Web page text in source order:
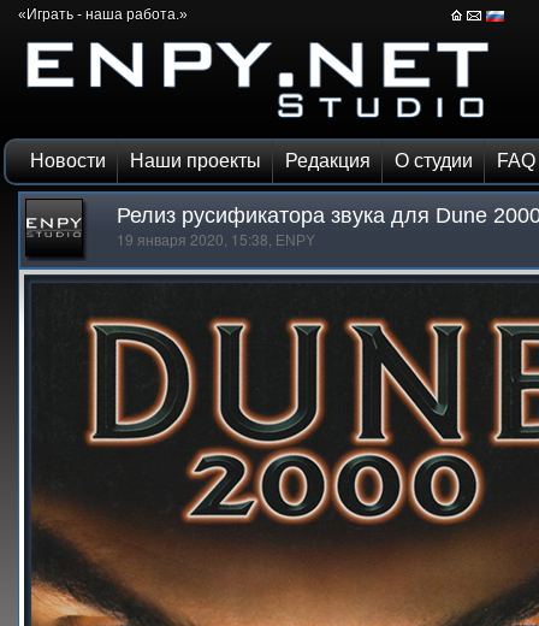
«Играть - наша работа.»
Новости Наши проекты Редакция О студии FAQ
Релиз русификатора звука для Dune
19 января 2020, 15:38, ENPY